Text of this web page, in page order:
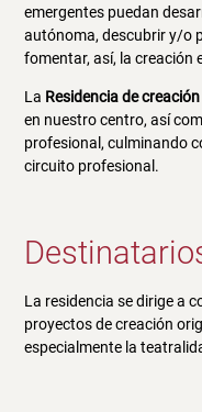
emergentes puedan
autónoma, descubrir y/o
fomentar, así, la creación
La Residencia de
en nuestro centro, así
profesional, culminando
circuito profesional.
La residencia se dirige a
proyectos de creación
especialmente la